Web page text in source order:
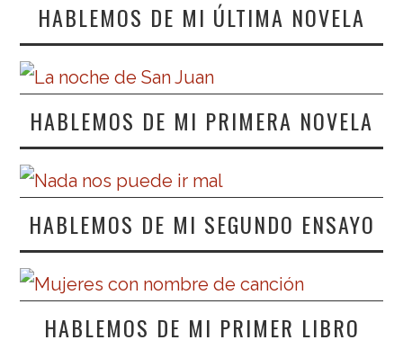
HABLEMOS DE MI ÚLTIMA NOVELA
HABLEMOS DE MI PRIMERA NOVELA
HABLEMOS DE MI SEGUNDO ENSAYO
HABLEMOS DE MI PRIMER LIBRO